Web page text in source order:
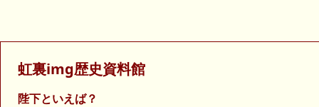
虹裏img歴史資料館
陛下といえば？